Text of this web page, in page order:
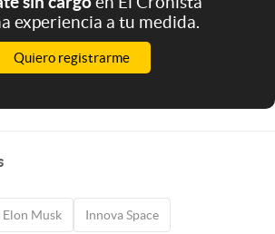
experiencia a tu medida.
Quiero registrarme
Elon Musk Innova Space